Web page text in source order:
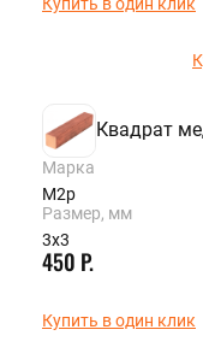
Квадрат
Марка
М2р
Размер, мм
3х3
450 Р.
Купить в один клик